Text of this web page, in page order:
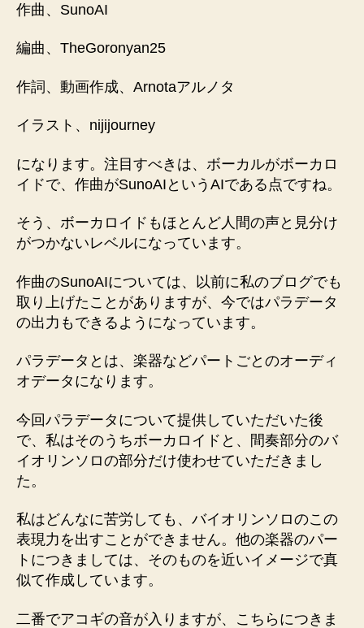
作曲、SunoAI
編曲、TheGoronyan25
作詞、動画作成、Arnotaアルノタ
イラスト、nijijourney
になります。注目すべきは、ボーカルがボーカロ
イドで、作曲がSunoAIというAIである点ですね。
そう、ボーカロイドもほとんど人間の声と見分け
がつかないレベルになっています。
作曲のSunoAIについては、以前に私のブログでも
取り上げたことがありますが、今ではパラデータ
の出力もできるようになっています。
パラデータとは、楽器などパートごとのオーディ
オデータになります。
今回パラデータについて提供していただいた後
で、私はそのうちボーカロイドと、間奏部分のバ
イオリンソロの部分だけ使わせていただきまし
た。
私はどんなに苦労しても、バイオリンソロのこの
表現力を出すことができません。他の楽器のパー
トにつきましては、そのものを近いイメージで真
似て作成しています。
二番でアコギの音が入りますが、こちらにつきま